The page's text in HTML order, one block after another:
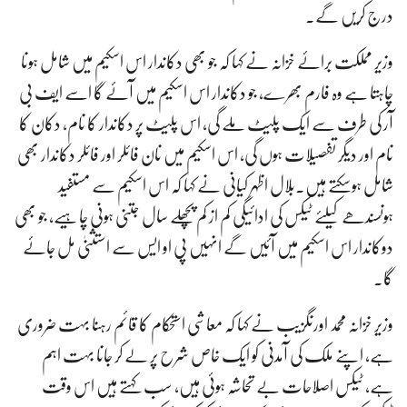
درج کریں گے۔
وزیر مملکت برائے خزانہ نے کہا کہ جو بھی دکاندار اس اسکیم میں شامل ہونا
چاہتا ہے وہ فارم بھرے، جو دکاندار اس اسکیم میں آئے گا اسے ایف بی
آر کی طرف سے ایک پلیٹ ملے گی، اس پلیٹ پر دکاندار کا نام، دکان کا
نام اور دیگر تفصیلات ہوں گی، اس اسکیم میں نان فائلر اور فائلر دکاندار بھی
شامل ہوسکتے ہیں۔بلال اظہر کیانی نے کہا کہ اس اسکیم سے مستفید
ہونسندھے کیلئے ٹیکس کی ادائیگی کم از کم پچھلے سال جتنی ہونی چاہیے، جو بھی
دوکاندار اس اسکیم میں آئیں گے انہیں پی او ایس سے استثنیٰ مل جائے
گا۔
وزیر خزانہ محمد اورنگزیب نے کہا کہ معاشی استحکام کا قائم رہنا بہت ضروری
ہے، اپنے ملک کی آمدنی کو ایک خاص شرح پر لے کر جانا بہت اہم
ہے، ٹیکس اصلاحات بے تحاشہ ہوئی ہیں، سب کہتے ہیں اس وقت